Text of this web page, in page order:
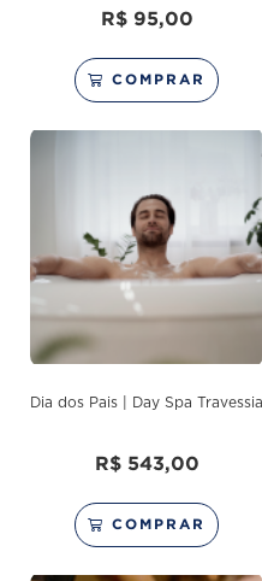
R$95,00
COMPRAR
Dia dos Pais | Day Spa Travessia
R$543,00
COMPRAR